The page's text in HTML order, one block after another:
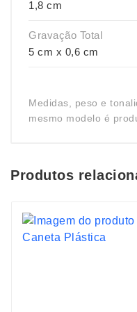
1,8 cm
Gravação Total
5 cm x 0,6 cm
Medidas, peso e
mesmo modelo é
Produtos